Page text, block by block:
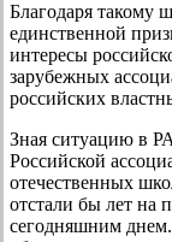
Благодаря такому
единственной
интересы
зарубежных
российских
Зная ситуацию в
Российской
отечественных
отстали бы лет на
сегодняшним